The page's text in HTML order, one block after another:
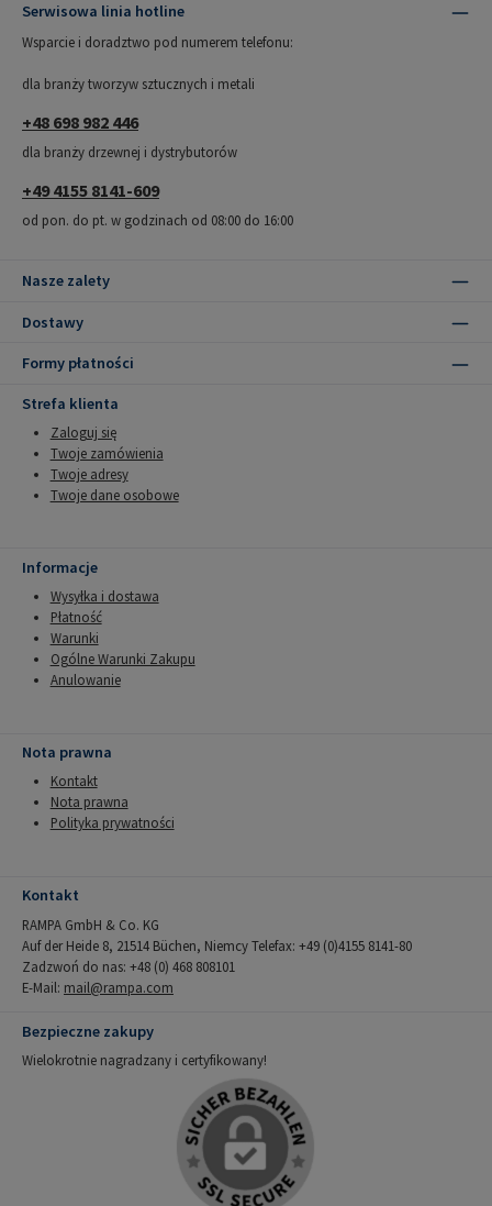
Serwisowa linia hotline
Wsparcie i doradztwo pod numerem telefonu:
dla branży tworzyw sztucznych i metali
+48 698 982 446
dla branży drzewnej i dystrybutorów
+49 4155 8141-609
od pon. do pt. w godzinach od 08:00 do 16:00
Nasze zalety
Dostawy
Formy płatności
Strefa klienta
Zaloguj się
Twoje zamówienia
Twoje adresy
Twoje dane osobowe
Informacje
Wysyłka i dostawa
Płatność
Warunki
Ogólne Warunki Zakupu
Anulowanie
Nota prawna
Kontakt
Nota prawna
Polityka prywatności
Kontakt
RAMPA GmbH & Co. KG
Auf der Heide 8, 21514 Büchen, Niemcy Telefax: +49 (0)4155 8141-80
Zadzwoń do nas: +48 (0) 468 808101
E-Mail: mail@rampa.com
Bezpieczne zakupy
Wielokrotnie nagradzany i certyfikowany!